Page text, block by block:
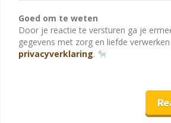
Goed om te weten
Door je reactie te versturen ga je
gegevens met zorg en liefde
privacyverklaring.